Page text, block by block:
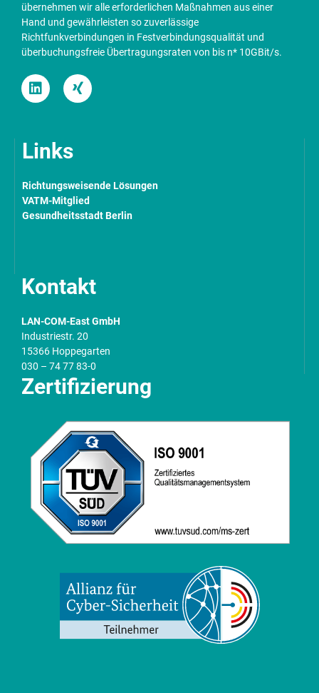
übernehmen wir alle erforderlichen Maßnahmen aus einer
Hand und gewährleisten so zuverlässige
Richtfunkverbindungen in Festverbindungsqualität und
überbuchungsfreie Übertragungsraten von bis n* 10GBit/s.
Links
Richtungsweisende Lösungen
VATM-Mitglied
Gesundheitsstadt Berlin
Kontakt
LAN-COM-East GmbH
Industriestr. 20
15366 Hoppegarten
030 – 74 77 83-0
Zertifizierung